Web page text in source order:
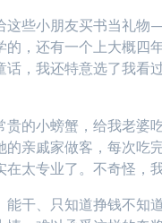
这些小朋友买书当礼
，还有一个上大概四
话，我还特意选了我
的小螃蟹，给我老婆
亲戚家做客，每次吃
太专业了。不奇怪，
干、只知道挣钱不知